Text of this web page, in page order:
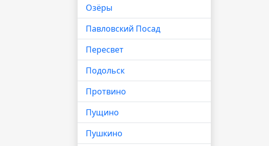
Озёры
Павловский Посад
Пересвет
Подольск
Протвино
Пущино
Пушкино